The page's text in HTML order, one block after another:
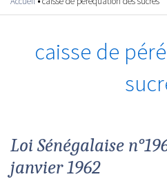
Vous êtes ici
caisse de
Loi Sénégalaise
janvier 1962